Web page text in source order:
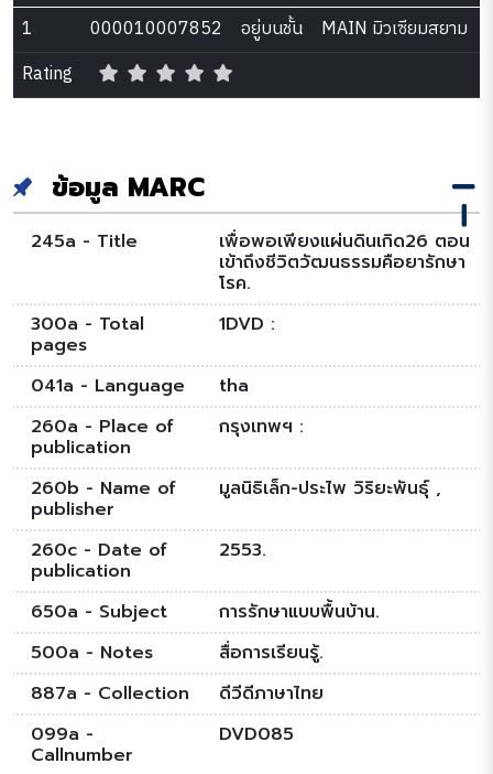
1
000010007852 อยู่บนชั้น
MAIN มิวเซียมสยาม
Rating
ข้อมูล MARC
245a - Title เพื่อพอเพียงแผ่นดินเกิด26 ตอน
เข้าถึงชีวิตวัฒนธรรมคือยารักษา
โรค.
300a - Total
pages
1DVD :
041a - Language
tha
260a - Place of
publication
กรุงเทพฯ :
260b - Name of
publisher
มูลนิธิเล็ก-ประไพ วิริยะพันธุ์ ,
260c - Date of
publication
2553.
650a - Subject
การรักษาแบบพื้นบ้าน.
500a - Notes
สื่อการเรียนรู้.
887a - Collection
ดีวีดีภาษาไทย
099a -
Callnumber
DVD085